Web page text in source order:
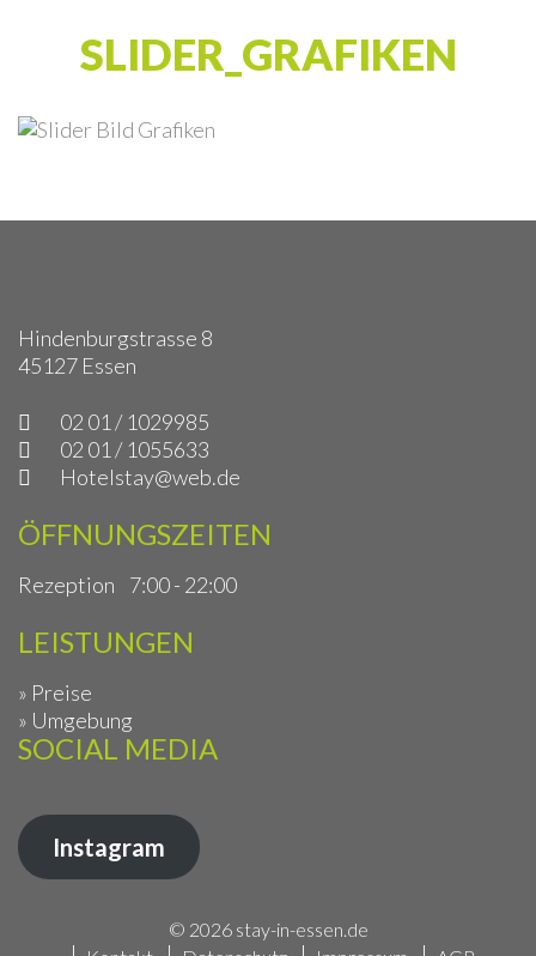
SLIDER_GRAFIKEN
Hindenburgstrasse 8
45127 Essen
02 01 / 1029985
02 01 / 1055633
Hotelstay@web.de
ÖFFNUNGSZEITEN
Rezeption 7:00 - 22:00
LEISTUNGEN
» Preise
» Umgebung
SOCIAL MEDIA
Instagram
© 2026 stay-in-essen.de